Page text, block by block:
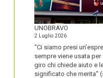
UNOBRAVO
2 Luglio 2026
“Ci siamo presi
sempre viene usata
giro chi chiede aiuto e
significato che merita”